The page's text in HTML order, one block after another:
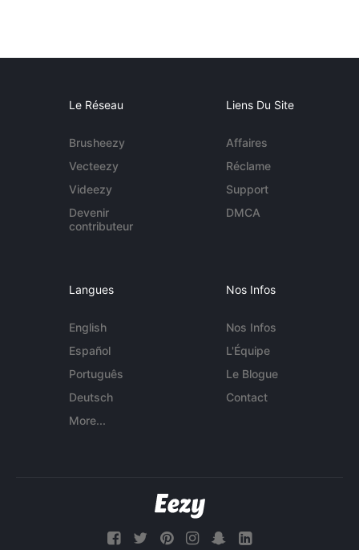
Le Réseau
Brusheezy
Vecteezy
Videezy
Devenir
contributeur
Liens Du Site
Affaires
Réclame
Support
DMCA
Langues
English
Español
Português
Deutsch
More...
Nos Infos
Nos Infos
L'Équipe
Le Blogue
Contact